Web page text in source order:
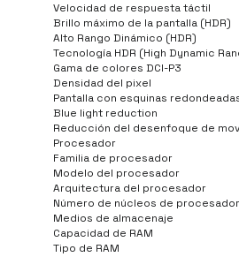
Velocidad de respuesta táctil
Brillo máximo de la pantalla (HDR)
Alto Rango Dinámico (HDR)
Tecnología HDR (High Dynamic
Gama de colores DCI-P3
Densidad del pixel
Pantalla con esquinas
Blue light reduction
Reducción del desenfoque de
Procesador
Familia de procesador
Modelo del procesador
Arquitectura del procesador
Número de núcleos de procesador
Medios de almacenaje
Capacidad de RAM
Tipo de RAM